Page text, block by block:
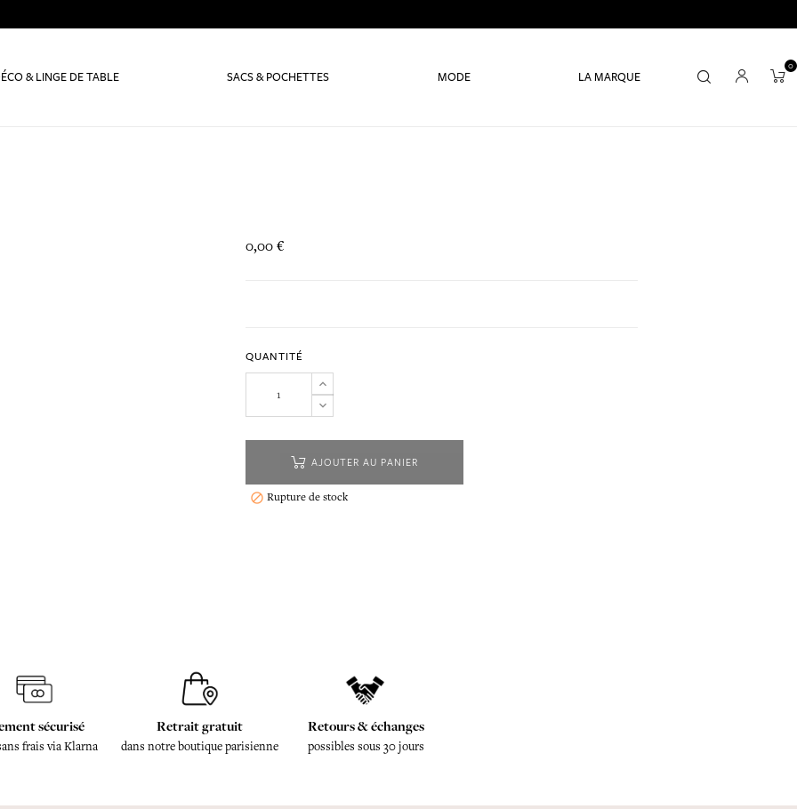
& LINGE DE TABLE SACS & POCHETTES MODE LA MARQUE
0
0,00 €
QUANTITÉ
AJOUTER AU PANIER
 Rupture de stock
sécurisé
frais via Klarna
Retrait gratuit
dans notre boutique parisienne
Retours & échanges
possibles sous 30 jours